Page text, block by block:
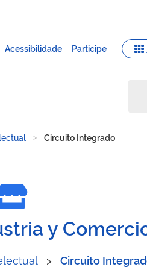
Circuito Integrado
y
> Circuito